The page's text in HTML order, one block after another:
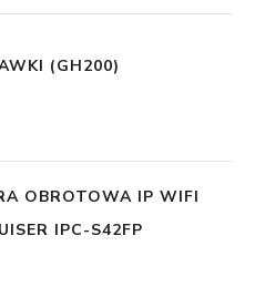
(GH200)
OBROTOWA IP WIFI
IPC-S42FP